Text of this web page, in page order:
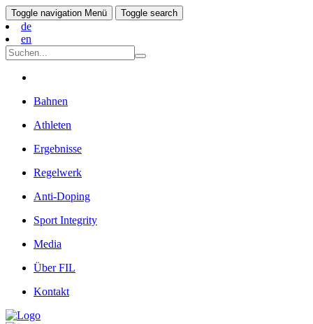
Toggle navigation Menü Toggle search
de
en
Bahnen
Athleten
Ergebnisse
Regelwerk
Anti-Doping
Sport Integrity
Media
Über FIL
Kontakt